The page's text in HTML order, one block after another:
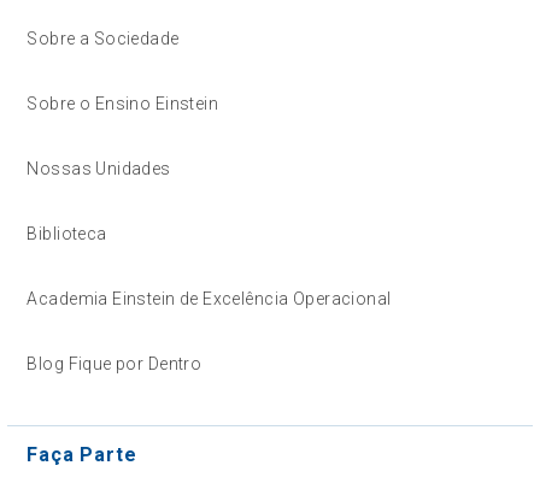
Sobre a Sociedade
Sobre o Ensino Einstein
Nossas Unidades
Biblioteca
Academia Einstein de Excelência Operacional
Blog Fique por Dentro
Faça Parte